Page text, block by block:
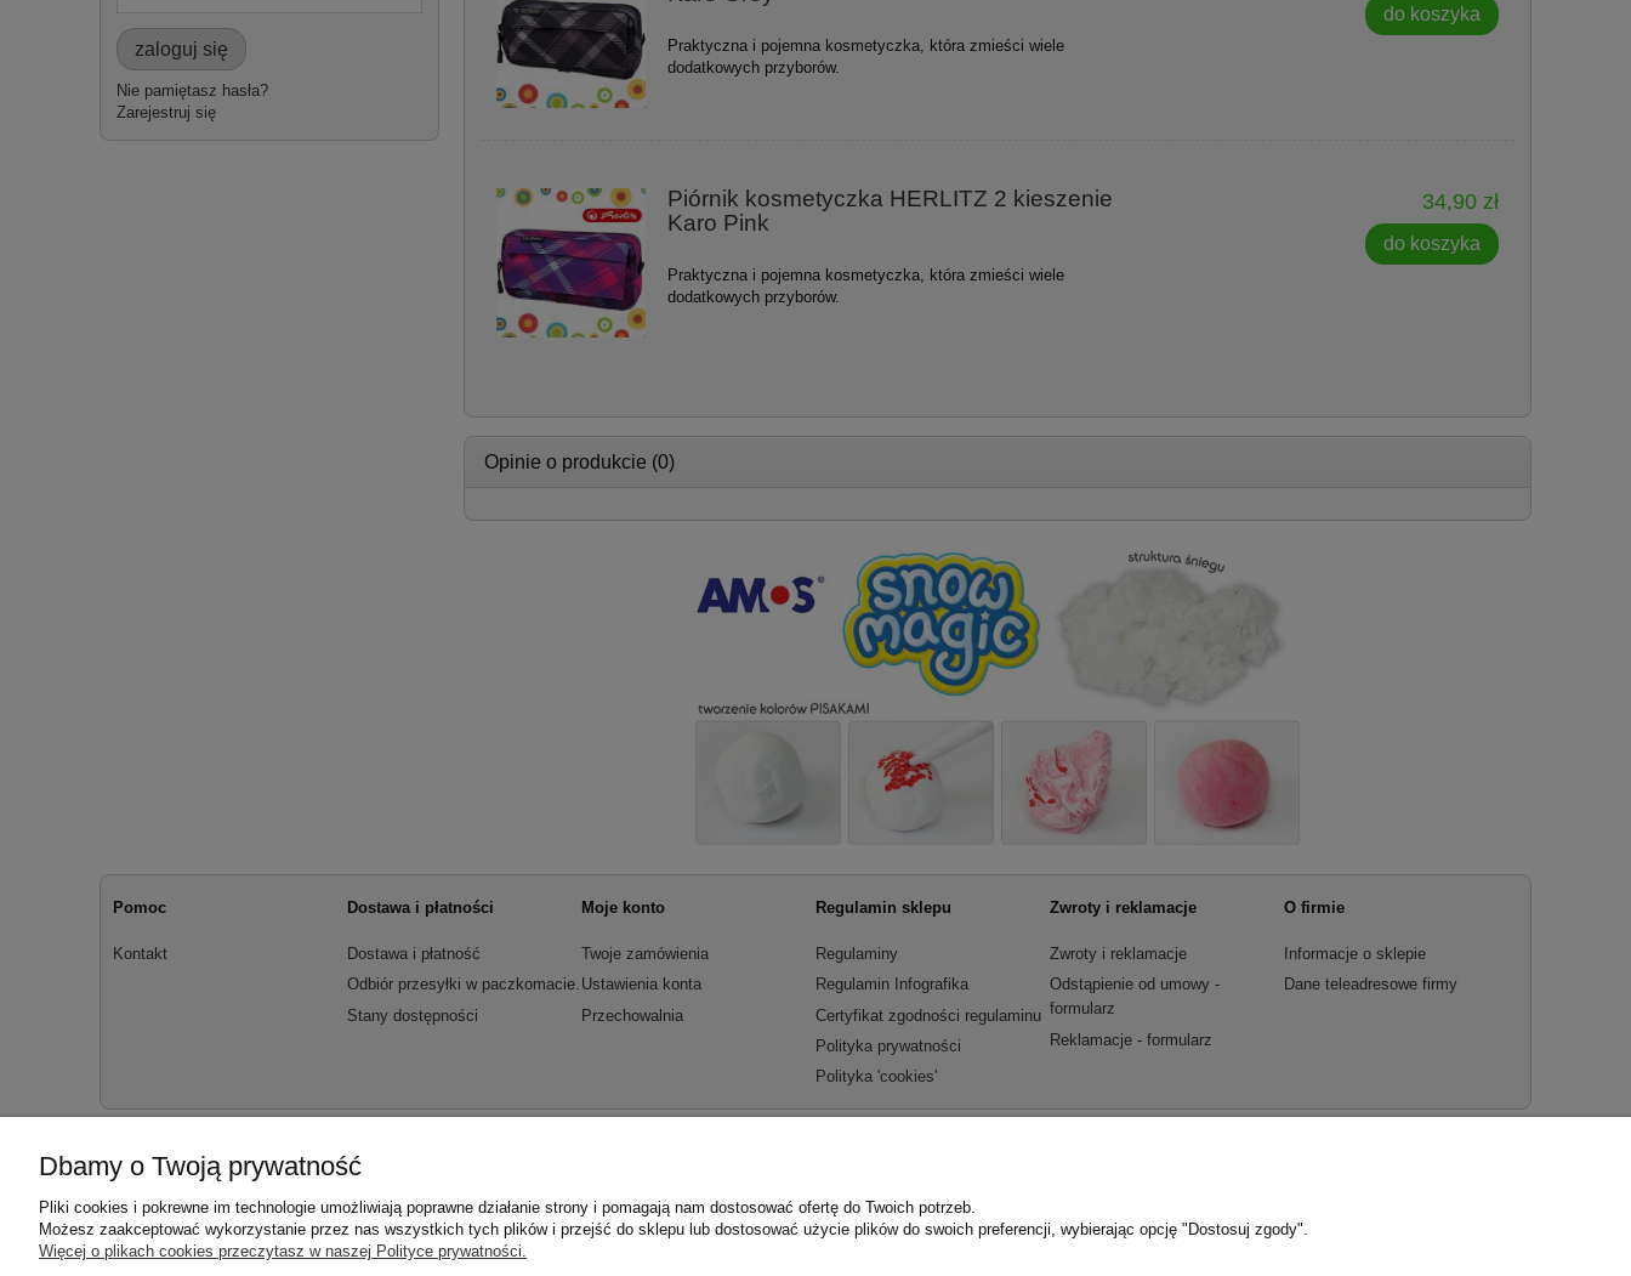
zaloguj się
Nie pamiętasz hasła?
Zarejestruj się
Praktyczna i pojemna kosmetyczka, która zmieści wiele
dodatkowych przyborów.
do koszyka
Piórnik kosmetyczka HERLITZ 2 kieszenie
Karo Pink
Praktyczna i pojemna kosmetyczka, która zmieści wiele
dodatkowych przyborów.
34,90 zł
do koszyka
Opinie o produkcie (0)
Pomoc
Kontakt
Dostawa i płatności
Dostawa i płatność
Odbiór przesyłki w paczkomacie.
Stany dostępności
Moje konto
Twoje zamówienia
Ustawienia konta
Przechowalnia
Regulamin sklepu
Regulaminy
Regulamin Infografika
Certyfikat zgodności regulaminu
Polityka prywatności
Polityka 'cookies'
Zwroty i reklamacje
Zwroty i reklamacje
Odstąpienie od umowy -
formularz
Reklamacje - formularz
O firmie
Informacje o sklepie
Dane teleadresowe firmy
Dbamy o Twoją prywatność
Pliki cookies i pokrewne im technologie umożliwiają poprawne działanie strony i pomagają nam dostosować ofertę do Twoich potrzeb.
Możesz zaakceptować wykorzystanie przez nas wszystkich tych plików i przejść do sklepu lub dostosować użycie plików do swoich preferencji, wybierając opcję "Dostosuj zgody".
Więcej o plikach cookies przeczytasz w naszej Polityce prywatności.